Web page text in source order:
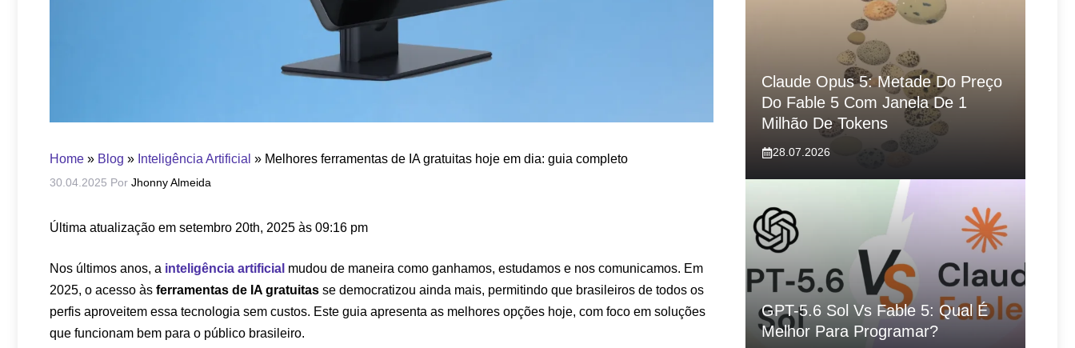
Home » Blog » Inteligência Artificial » Melhores ferramentas de IA gratuitas hoje em dia: guia completo
30.04.2025 Por Jhonny Almeida
Última atualização em setembro 20th, 2025 às 09:16 pm
Nos últimos anos, a inteligência artificial mudou de maneira como ganhamos, estudamos e nos comunicamos. Em
2025, o acesso às ferramentas de IA gratuitas se democratizou ainda mais, permitindo que brasileiros de todos os
perfis aproveitem essa tecnologia sem custos. Este guia apresenta as melhores opções hoje, com foco em soluções
que funcionam bem para o público brasileiro.
Claude Opus 5: Metade Do Preço
Do Fable 5 Com Janela De 1
Milhão De Tokens
28.07.2026
GPT-5.6 Sol Vs Fable 5: Qual É
Melhor Para Programar?